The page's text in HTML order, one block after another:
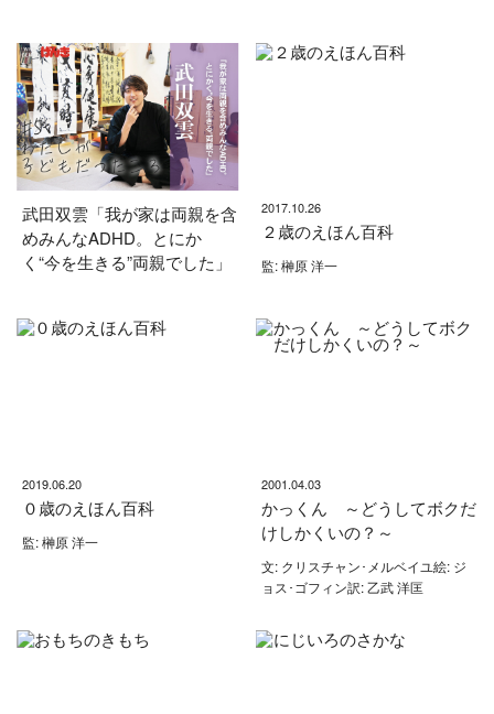
武田双雲「我が家は両親を含
めみんなADHD。とにか
く“今を生きる”両親でした」
2017.10.26
２歳のえほん百科
監: 榊原 洋一
2019.06.20
０歳のえほん百科
監: 榊原 洋一
2001.04.03
かっくん ～どうしてボクだ
けしかくいの？～
文: クリスチャン･メルベイユ絵: ジ
ョス･ゴフィン訳: 乙武 洋匡